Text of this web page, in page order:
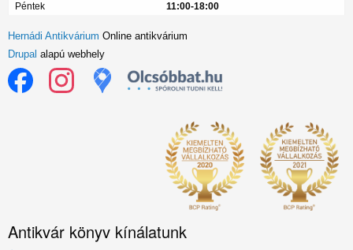
Péntek
11:00-18:00
Hernádi Antikvárium Online antikvárium
Drupal alapú webhely
Antikvár könyv kínálatunk